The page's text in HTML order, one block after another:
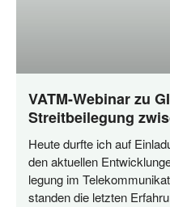
VATM-Webinar zu
Streitbeilegung
Praxis
Heu­te durf­te ich auf
den aktu­el­len
le­gung im
stan­den die letz­ten